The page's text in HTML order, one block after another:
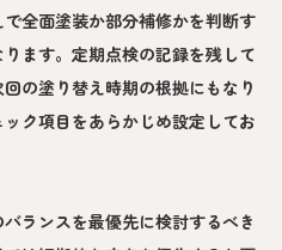
全面塗装か部分補修かを判断す
ます。定期点検の記録を残して
の塗り替え時期の根拠にもなり
ク項目をあらかじめ設定してお
ランスを最優先に検討するべき